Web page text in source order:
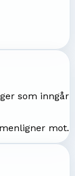
som inngår
mot.